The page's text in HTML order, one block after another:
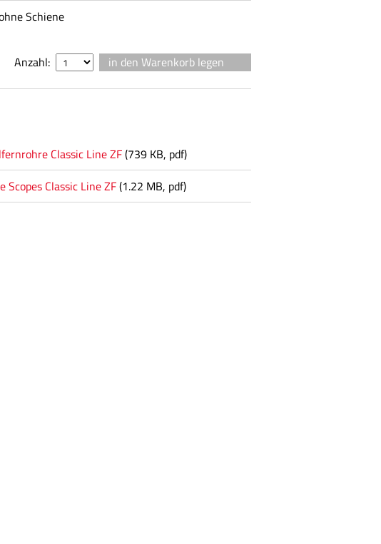
Schiene
Anzahl:
Classic Line ZF(739 KB, pdf)
Scopes Classic Line ZF(1.22 MB, pdf)